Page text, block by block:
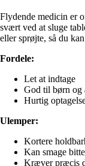
Flydende medicin er
svært ved at sluge
eller sprøjte, så du
Fordele:
Let at indtage
God til børn og
Hurtig
Ulemper:
Kortere
Kan smage
Kræver præcis